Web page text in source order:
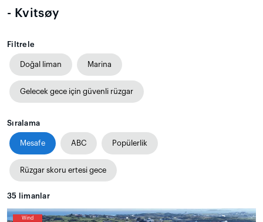
- Kvitsøy
Filtrele
Doğal liman Marina
Gelecek gece için güvenli rüzgar
Sıralama
Mesafe ABC Popülerlik
Rüzgar skoru ertesi gece
35 limanlar
Wind